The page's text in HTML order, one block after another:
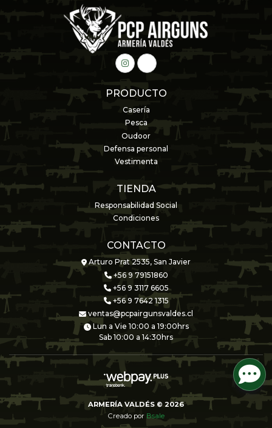
PRODUCTO
Casería
Pesca
Oudoor
Defensa personal
Vestimenta
TIENDA
Responsabilidad Social
Condiciones
CONTACTO
Arturo Prat 2535, San Javier
+56 9 79151860
+56 9 3117 6605
+56 9 7642 1315
ventas@pcpairgunsvaldes.cl
Lun a Vie 10:00 a 19:00hrs
Sab 10:00 a 14:30hrs
ARMERÍA VALDÉS © 2026
Creado por Bsale